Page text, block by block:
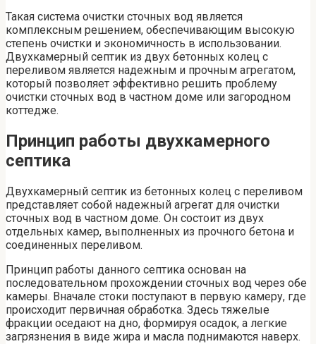
Такая система очистки сточных вод является
комплексным решением, обеспечивающим высокую
степень очистки и экономичность в использовании.
Двухкамерный септик из двух бетонных колец с
переливом является надежным и прочным агрегатом,
который позволяет эффективно решить проблему
очистки сточных вод в частном доме или загородном
коттедже.
Принцип работы двухкамерного
септика
Двухкамерный септик из бетонных колец с переливом
представляет собой надежный агрегат для очистки
сточных вод в частном доме. Он состоит из двух
отдельных камер, выполненных из прочного бетона и
соединенных переливом.
Принцип работы данного септика основан на
последовательном прохождении сточных вод через обе
камеры. Вначале стоки поступают в первую камеру, где
происходит первичная обработка. Здесь тяжелые
фракции оседают на дно, формируя осадок, а легкие
загрязнения в виде жира и масла поднимаются наверх.